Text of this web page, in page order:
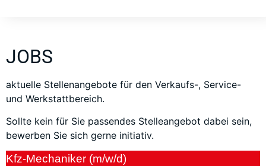
JOBS
aktuelle Stellenangebote für den Verkaufs-, Service-
und Werkstattbereich.
Sollte kein für Sie passendes Stelleangebot dabei sein,
bewerben Sie sich gerne initiativ.
Kfz-Mechaniker (m/w/d)